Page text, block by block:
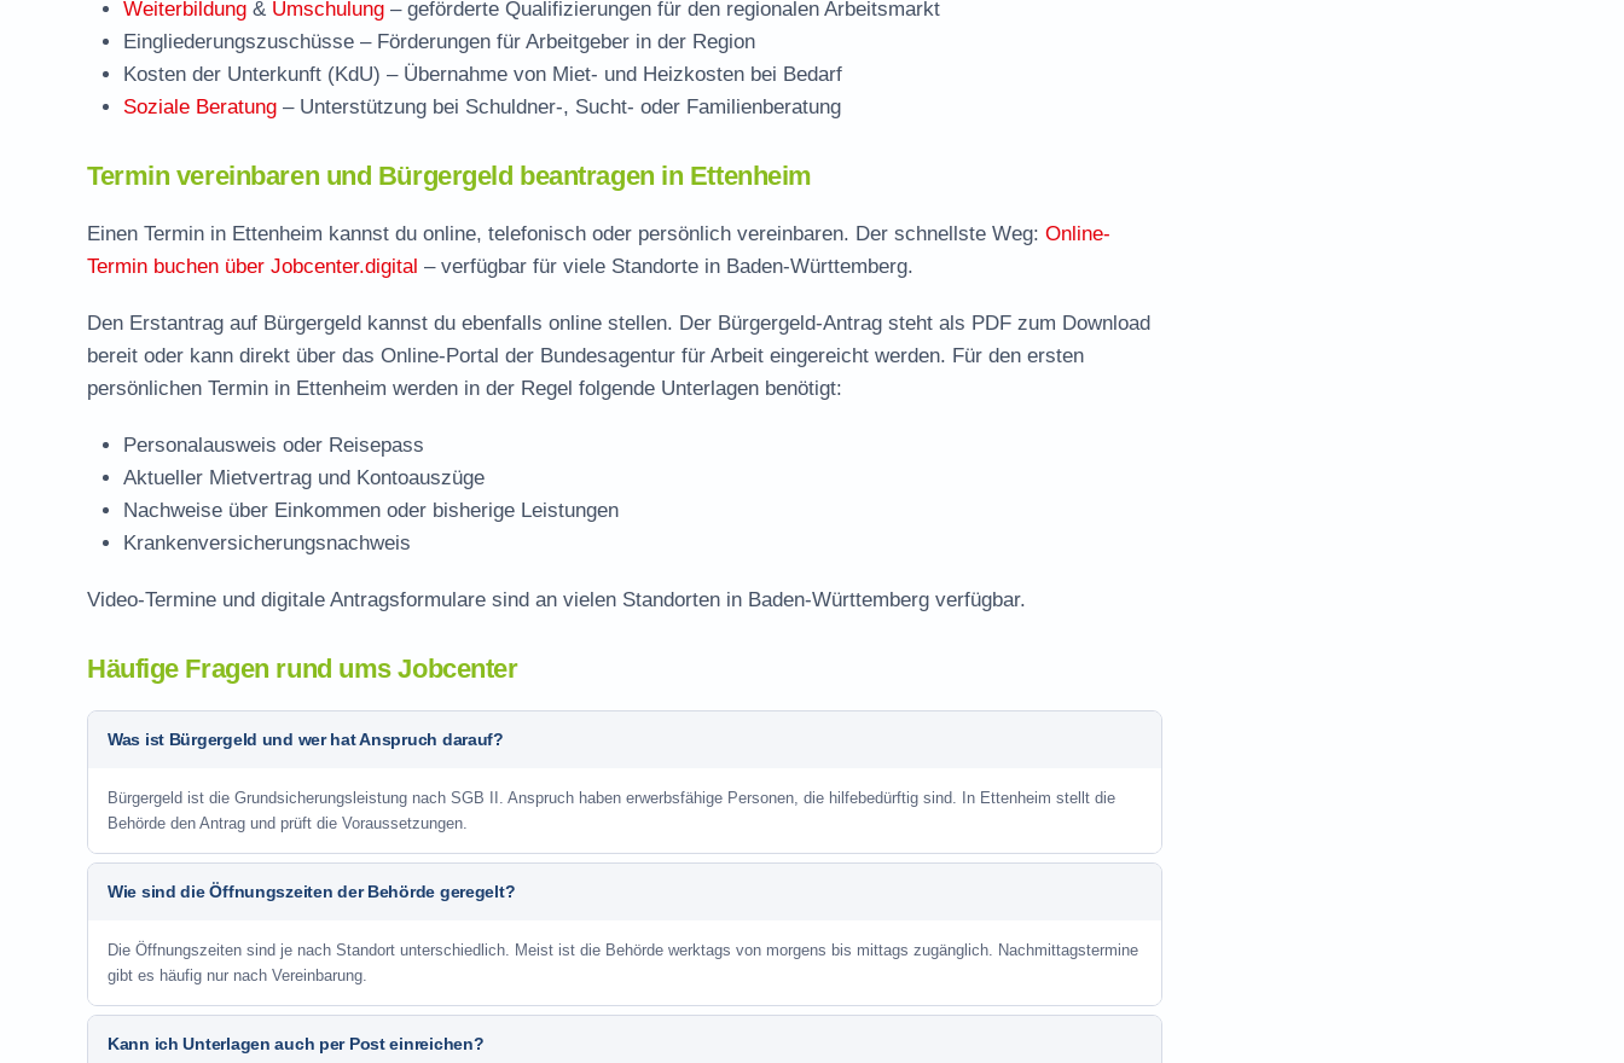
Weiterbildung & Umschulung – geförderte Qualifizierungen für den regionalen Arbeitsmarkt
Eingliederungszuschüsse – Förderungen für Arbeitgeber in der Region
Kosten der Unterkunft (KdU) – Übernahme von Miet- und Heizkosten bei Bedarf
Soziale Beratung – Unterstützung bei Schuldner-, Sucht- oder Familienberatung
Termin vereinbaren und Bürgergeld beantragen in Ettenheim
Einen Termin in Ettenheim kannst du online, telefonisch oder persönlich vereinbaren. Der schnellste Weg: Online-
Termin buchen über Jobcenter.digital – verfügbar für viele Standorte in Baden-Württemberg.
Den Erstantrag auf Bürgergeld kannst du ebenfalls online stellen. Der Bürgergeld-Antrag steht als PDF zum Download
bereit oder kann direkt über das Online-Portal der Bundesagentur für Arbeit eingereicht werden. Für den ersten
persönlichen Termin in Ettenheim werden in der Regel folgende Unterlagen benötigt:
Personalausweis oder Reisepass
Aktueller Mietvertrag und Kontoauszüge
Nachweise über Einkommen oder bisherige Leistungen
Krankenversicherungsnachweis
Video-Termine und digitale Antragsformulare sind an vielen Standorten in Baden-Württemberg verfügbar.
Häufige Fragen rund ums Jobcenter
Was ist Bürgergeld und wer hat Anspruch darauf?
Bürgergeld ist die Grundsicherungsleistung nach SGB II. Anspruch haben erwerbsfähige Personen, die hilfebedürftig sind. In Ettenheim stellt die
Behörde den Antrag und prüft die Voraussetzungen.
Wie sind die Öffnungszeiten der Behörde geregelt?
Die Öffnungszeiten sind je nach Standort unterschiedlich. Meist ist die Behörde werktags von morgens bis mittags zugänglich. Nachmittagstermine
gibt es häufig nur nach Vereinbarung.
Kann ich Unterlagen auch per Post einreichen?